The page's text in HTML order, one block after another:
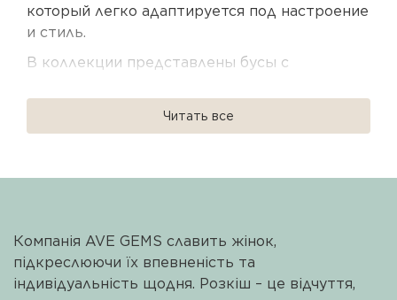
который легко адаптируется под настроение
и стиль.
В коллекции представлены бусы с
рубином, сапфиром, опалом, турмалином и
позволяют создавать как лаконичные, так и
многослойные комбинации. Они гармонично
сочетаются между собой, формируя
Читать все
Компанія AVE GEMS славить жінок,
підкреслюючи їх впевненість та
індивідуальність щодня. Розкіш – це відчуття,